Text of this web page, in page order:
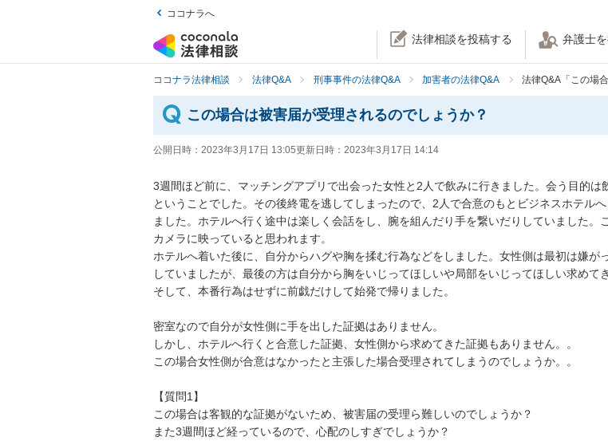
ココナラへ
法律相談を投稿する 弁護士
ココナラ法律相談 法律Q&A 刑事事件の法律Q&A 加害者の法律Q&A 法律Q&A「この場
この場合は被害届が受理されるのでしょうか？
公開日時： 2023年3月17日 13:05更新日時： 2023年3月17日 14:14
3週間ほど前に、マッチングアプリで出会った女性と2人で飲みに行きました。会う目的は
ということでした。その後終電を逃してしまったので、2人で合意のもとビジネスホテル
ました。ホテルへ行く途中は楽しく会話をし、腕を組んだり手を繋いだりしていました。
カメラに映っていると思われます。
ホテルへ着いた後に、自分からハグや胸を揉む行為などをしました。女性側は最初は嫌が
していましたが、最後の方は自分から胸をいじってほしいや局部をいじってほしい求めて
そして、本番行為はせずに前戯だけして始発で帰りました。
密室なので自分が女性側に手を出した証拠はありません。
しかし、ホテルへ行くと合意した証拠、女性側から求めてきた証拠もありません。。
この場合女性側が合意はなかったと主張した場合受理されてしまうのでしょうか。。
【質問1】
この場合は客観的な証拠がないため、被害届の受理ら難しいのでしょうか？
また3週間ほど経っているので、心配のしすぎでしょうか？